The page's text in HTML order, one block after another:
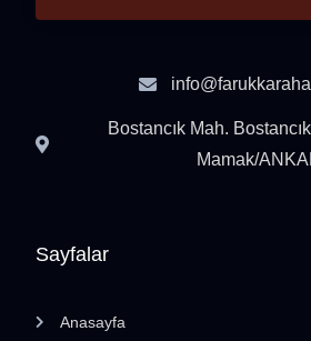
Sayfalar
Anasayfa
Bostancık Mah.
Mamak/